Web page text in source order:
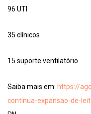
96 UTI
35 clínicos
15 suporte ventilatório
Saiba mais em: https://
continua-expansao-de-